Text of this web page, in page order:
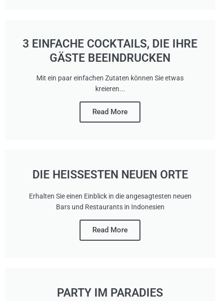
3 EINFACHE COCKTAILS, DIE IHRE
GÄSTE BEEINDRUCKEN
Mit ein paar einfachen Zutaten können Sie etwas
kreieren...
Read More
DIE HEISSESTEN NEUEN ORTE
Erhalten Sie einen Einblick in die angesagtesten neuen
Bars und Restaurants in Indonesien
Read More
PARTY IM PARADIES